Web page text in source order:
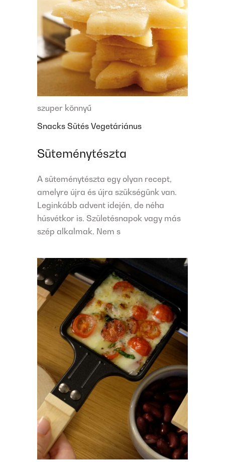
szuper könnyű
Snacks Sütés Vegetáriánus
Süteménytészta
A süteménytészta egy olyan recept,
amelyre újra és újra szükségünk van.
Leginkább advent idején, de néha
húsvétkor is. Születésnapok vagy más
szép alkalmak. Nem s